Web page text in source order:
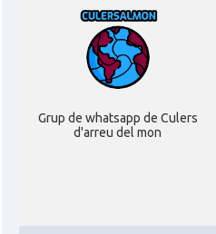
Consolat
Ambaixada
* +
Grup de whatsapp de Culers
d'arreu del mon